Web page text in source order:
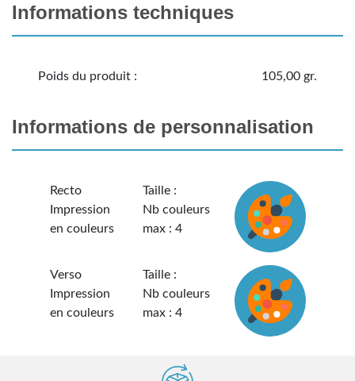
Informations techniques
Poids du produit : 105,00 gr.
Informations de personnalisation
Recto
Impression
en couleurs
Taille :
Nb couleurs
max : 4
Verso
Impression
en couleurs
Taille :
Nb couleurs
max : 4